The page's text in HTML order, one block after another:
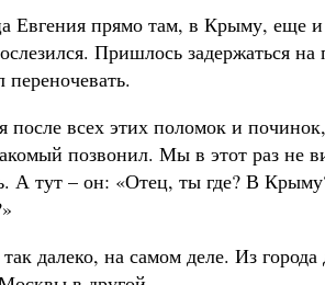
Евгения прямо там, в Крыму, еще и
Пришлось задержаться
после всех этих поломок и
позвонил. Мы в этот раз не
А тут – он: «Отец, ты где? В
далеко, на самом деле. Из